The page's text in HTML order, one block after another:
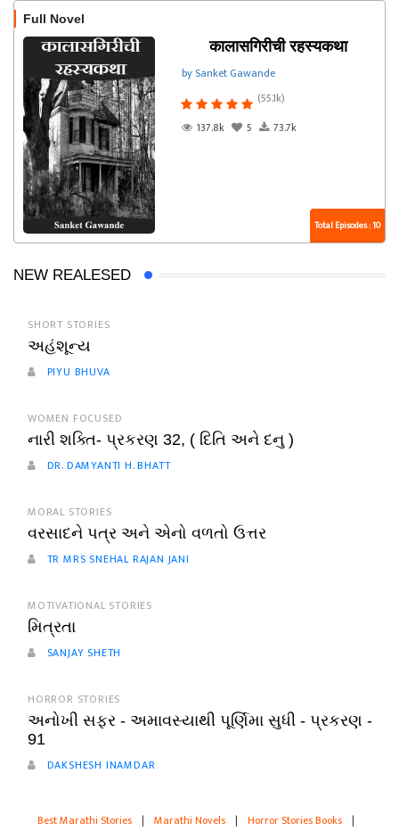
Full Novel
कालासगिरीची रहस्यकथा
by Sanket Gawande
(55.1k)
137.8k
5 73.7k
Total Episodes : 10
NEW REALESED
SHORT STORIES
અહંશૂન્ય
PIYU BHUVA
WOMEN FOCUSED
નારી શક્તિ- પ્રકરણ 32, ( દિતિ અને દનુ )
DR. DAMYANTI H. BHATT
MORAL STORIES
વરસાદને પત્ર અને એનો વળતો ઉત્તર
TR MRS SNEHAL RAJAN JANI
MOTIVATIONAL STORIES
મિત્રતા
SANJAY SHETH
HORROR STORIES
અનોખી સફર - અમાવસ્યાથી પૂર્ણિમા સુધી - પ્રકરણ -
91
DAKSHESH INAMDAR
Best Marathi Stories | Marathi Novels | Horror Stories Books |